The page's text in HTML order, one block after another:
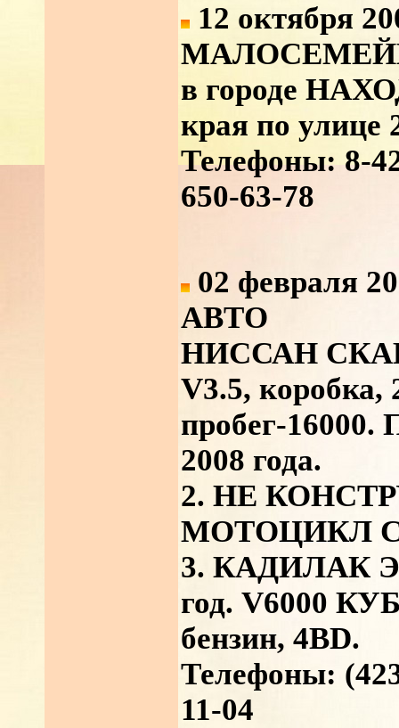
12 октября
в городе
края по улице
Телефоны: 8-
650-63-78
02 февраля
АВТО
НИССАН
V3.5, коробка,
пробег-16000.
2008 года.
2. НЕ
МОТОЦИКЛ
3. КАДИЛАК
год. V6000
бензин, 4BD.
Телефоны:
11-04